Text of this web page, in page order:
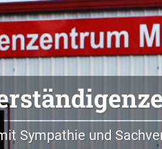
Sympathie und